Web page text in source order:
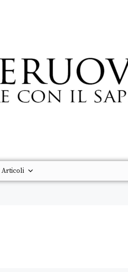
Articoli